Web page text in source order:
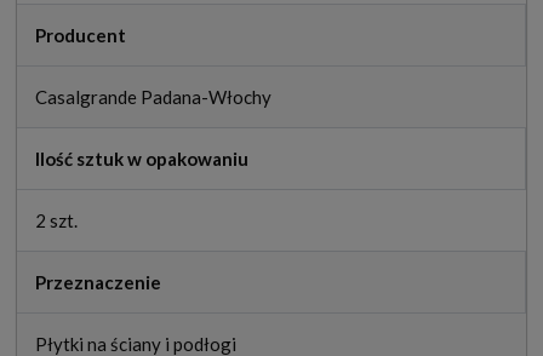
Producent
Casalgrande Padana-Włochy
Ilość sztuk w opakowaniu
2 szt.
Przeznaczenie
Płytki na ściany i podłogi